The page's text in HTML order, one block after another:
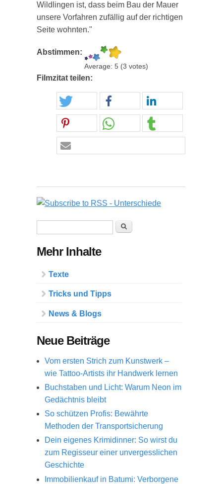
Wildlingen ist, dass beim Bau der Mauer
unsere Vorfahren zufällig auf der richtigen
Seite wohnten."
Abstimmen:
Average: 5 (3 votes)
Filmzitat teilen:
Suche
Mehr Inhalte
Texte
Tricks und Tipps
News & Blogs
Neue Beiträge
Vom ersten Strich zum Kunstwerk –
wie Tattoo-Artists ihr Handwerk lernen
Buchstaben und Licht: Warum Neon im
Gedächtnis bleibt
So schützen Profis: Bewährte
Methoden der Transportsicherung
Dein eigenes Krimidinner: So wirst du
zum Regisseur einer unvergesslichen
Geschichte
Immobilienkauf in Batumi: Verborgene